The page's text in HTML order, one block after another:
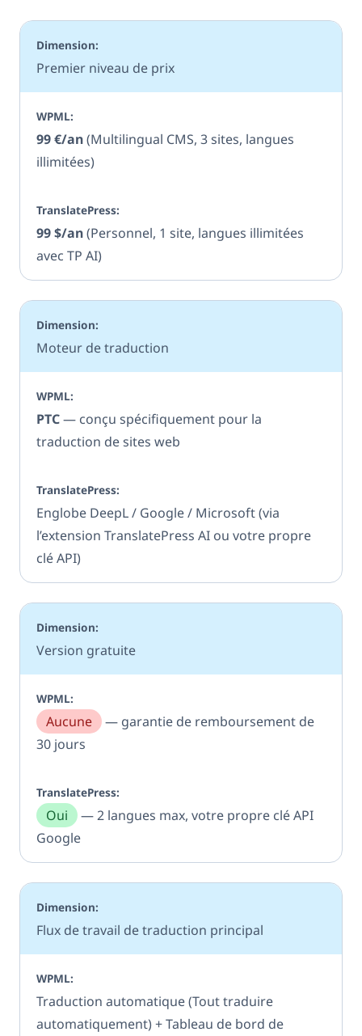
Premier niveau de prix
99 €/an(Multilingual CMS, 3 sites, langues
illimitées)
99 $/an(Personnel, 1 site, langues illimitées
avec TP AI)
Moteur de traduction
PTC— conçu spécifiquement pour la
traduction de sites web
Englobe DeepL / Google / Microsoft (via
l’extension TranslatePress AI ou votre propre
clé API)
Version gratuite
Aucune
— garantie de remboursement de
30 jours
Oui
— 2 langues max, votre propre clé API
Google
Flux de travail de traduction principal
Traduction automatique (Tout traduire
automatiquement) + Tableau de bord de